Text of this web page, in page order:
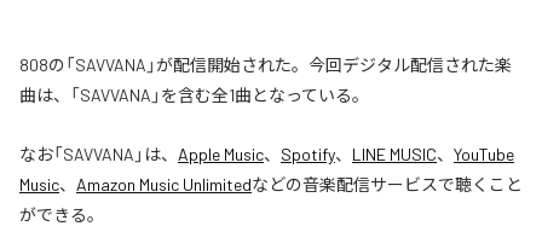
808の「SAVVANA」が配信開始された。今回デジタル配信された楽
曲は、「SAVVANA」を含む全1曲となっている。
なお「SAVVANA 」は、 Apple Music、 Spotify、 LINE MUSIC、 YouTube
Music、 Amazon Music Unlimitedなどの音楽配信サービスで聴くこと
ができる。